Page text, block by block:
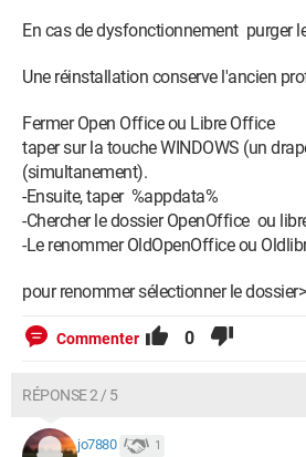
En cas de dysfonctionnement purger
Une réinstallation conserve l'ancien
Fermer Open Office ou Libre Office
taper sur la touche WINDOWS (un
(simultanement).
-Ensuite, taper %appdata%
-Chercher le dossier OpenOffice ou
-Le renommer OldOpenOffice ou
pour renommer sélectionner le
Commenter 0
RÉPONSE 2 / 5
jo7880 1